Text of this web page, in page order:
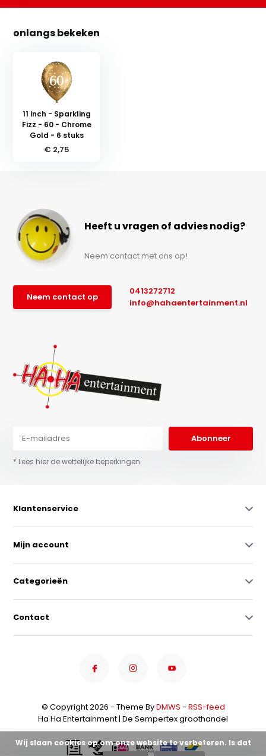
onlangs bekeken
11 inch - Sparkling
Fizz - 60 - Chrome
Gold - 6 stuks
€ 2,75
Heeft u vragen of advies nodig?
Neem contact met ons op!
Neem contact op
0413272712
info@hahaentertainment.nl
Abonneer
* Lees hier de wettelijke beperkingen
Klantenservice
Mijn account
Categorieën
Contact
© Copyright 2026 - Theme ByDMWS - RSS-feed
Ha Ha Entertainment | De Sempertex groothandel
Wij slaan cookies op om onze website te verbeteren. Is dat